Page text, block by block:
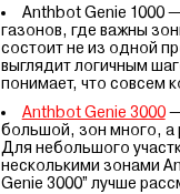
Anthbot Genie 1000
газонов, где важны
состоит не из одной
выглядит логичным
понимает, что совсем
Anthbot Genie 3000—
большой, зон много, а
Для небольшого
несколькими зонами
Genie 3000” лучше